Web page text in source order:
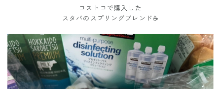
コストコで購入した
スタバのスプリングブレンド☕️